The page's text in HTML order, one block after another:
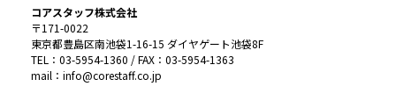
コアスタッフ株式会社
〒171-0022
東京都豊島区南池袋1-16-15 ダイヤゲート池袋8F
TEL：03-5954-1360 / FAX：03-5954-1363
mail：info@corestaff.co.jp